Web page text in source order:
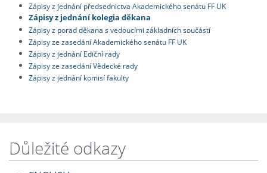
Zápisy z jednání předsednictva Akademického senátu FF UK
Zápisy z jednání kolegia děkana
Zápisy z porad děkana s vedoucími základních součástí
Zápisy ze zasedání Akademického senátu FF UK
Zápisy z jednání Ediční rady
Zápisy ze zasedání Vědecké rady
Zápisy z jednání komisí fakulty
Důležité odkazy